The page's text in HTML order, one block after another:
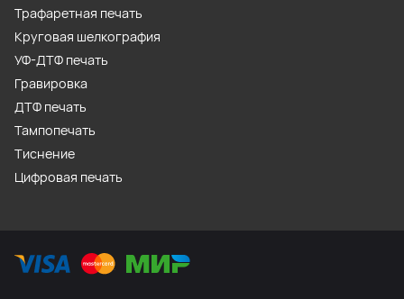
Трафаретная печать
Круговая шелкография
УФ-ДТФ печать
Гравировка
ДТФ печать
Тампопечать
Тиснение
Цифровая печать